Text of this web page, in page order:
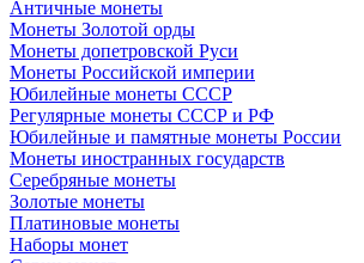
Античные монеты
Монеты Золотой орды
Монеты допетровской Руси
Монеты Российской империи
Юбилейные монеты СССР
Регулярные монеты СССР и РФ
Юбилейные и памятные монеты России
Монеты иностранных государств
Серебряные монеты
Золотые монеты
Платиновые монеты
Наборы монет